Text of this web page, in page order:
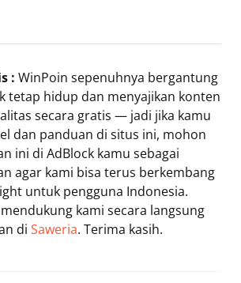
: WinPoin sepenuhnya bergantung
tetap hidup dan menyajikan konten
secara gratis — jadi jika kamu
dan panduan di situs ini, mohon
ini di AdBlock kamu sebagai
agar kami bisa terus berkembang
untuk pengguna Indonesia.
kami secara langsung
di Saweria. Terima kasih.